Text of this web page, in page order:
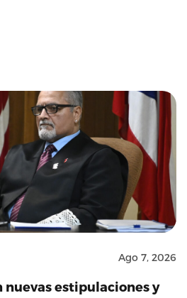
Ago 7, 2026
nuevas estipulaciones y